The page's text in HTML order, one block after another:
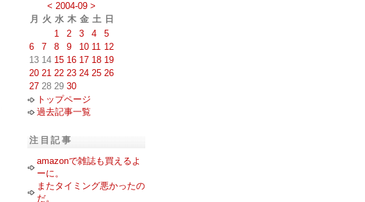
< 2004-09 >
月
火 水 木 金 土 日
1
2 3 4
5
6
7 8 9 10 11 12
13 14 15 16 17 18 19
20 21 22 23 24 25 26
27 28 29 30
トップページ
過去記事一覧
注目記事
amazonで雑誌も買えるよ
ーに。
またタイミング悪かったの
だ。